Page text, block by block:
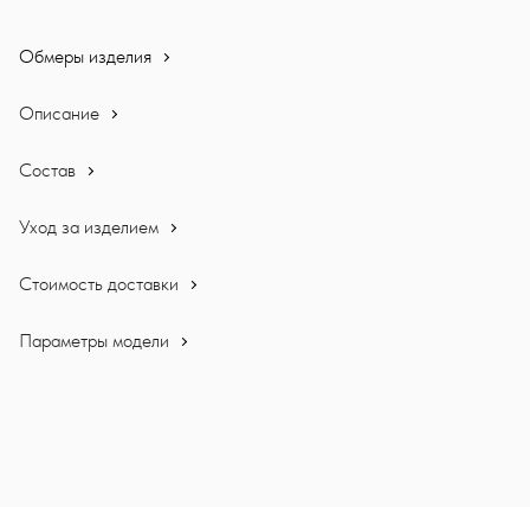
Обмеры изделия
Описание
Состав
Уход за изделием
Стоимость доставки
Параметры модели